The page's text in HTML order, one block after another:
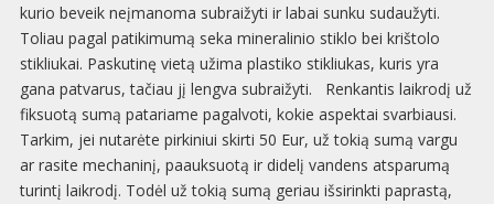
kurio beveik neįmanoma subraižyti ir labai sunku sudaužyti.
Toliau pagal patikimumą seka mineralinio stiklo bei krištolo
stikliukai. Paskutinę vietą užima plastiko stikliukas, kuris yra
gana patvarus, tačiau jį lengva subraižyti. Renkantis laikrodį už
fiksuotą sumą patariame pagalvoti, kokie aspektai svarbiausi.
Tarkim, jei nutarėte pirkiniui skirti 50 Eur, už tokią sumą vargu
ar rasite mechaninį, paauksuotą ir didelį vandens atsparumą
turintį laikrodį. Todėl už tokią sumą geriau išsirinkti paprastą,